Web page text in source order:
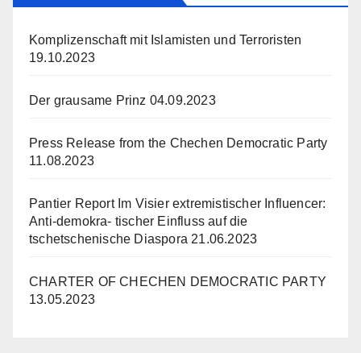
Komplizenschaft mit Islamisten und Terroristen
19.10.2023
Der grausame Prinz 04.09.2023
Press Release from the Chechen Democratic Party
11.08.2023
Pantier Report Im Visier extremistischer Influencer:
Anti-demokra- tischer Einfluss auf die
tschetschenische Diaspora 21.06.2023
CHARTER OF CHECHEN DEMOCRATIC PARTY
13.05.2023